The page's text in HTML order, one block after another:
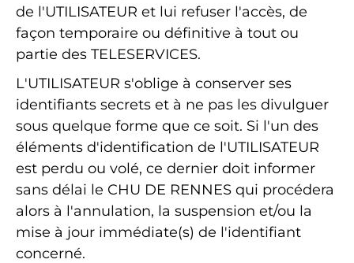
de l'UTILISATEUR et lui refuser l'accès, de
façon temporaire ou définitive à tout ou
partie des TELESERVICES.
L'UTILISATEUR s'oblige à conserver ses
identifiants secrets et à ne pas les divulguer
sous quelque forme que ce soit. Si l'un des
éléments d'identification de l'UTILISATEUR
est perdu ou volé, ce dernier doit informer
sans délai le CHU DE RENNES qui procédera
alors à l'annulation, la suspension et/ou la
mise à jour immédiate(s) de l'identifiant
concerné.